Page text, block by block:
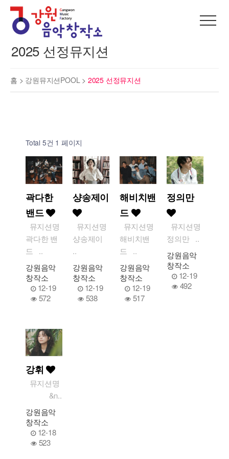
2025 선정뮤지션
홈 > 강원뮤지션POOL > 2025 선정뮤지션
Total 5건 1 페이지
곽다한
밴드
뮤지션명
곽다한 밴
드 ..
강원음악
창작소
12-19
572
샹송제이
뮤지션명
샹송제이
..
강원음악
창작소
12-19
538
해비치밴
드
뮤지션명
해비치밴
드 ..
강원음악
창작소
12-19
517
정의만
뮤지션명
정의만 ..
강원음악
창작소
12-19
492
강휘
뮤지션명
&n..
강원음악
창작소
12-18
523